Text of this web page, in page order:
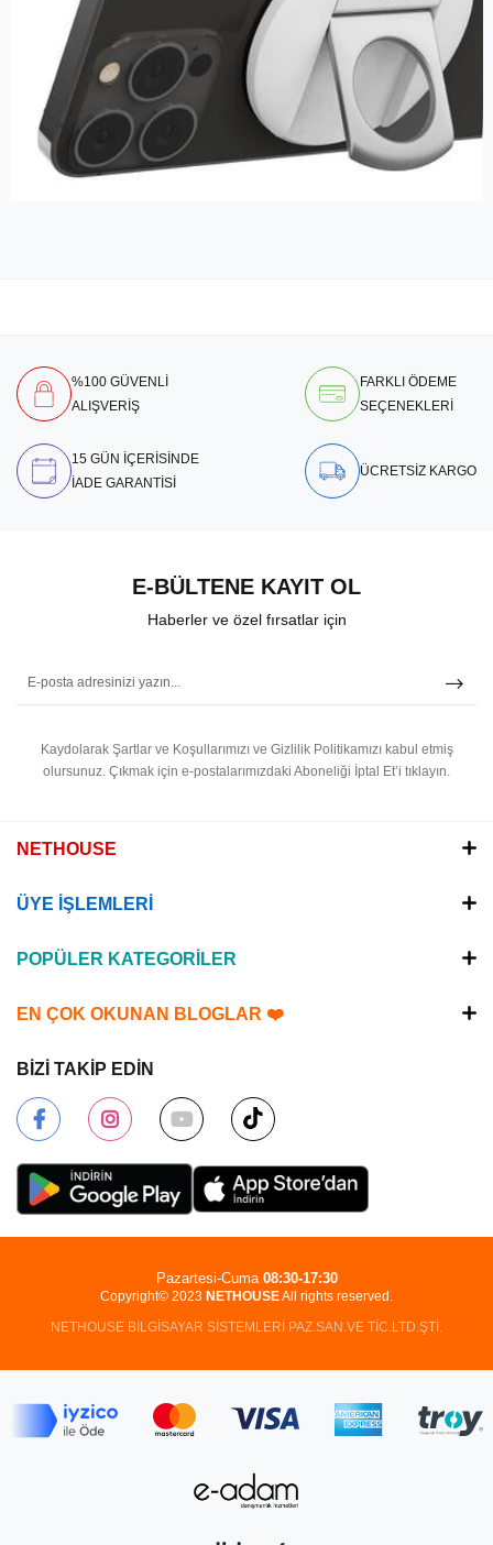
%100 GÜVENLİ
ALIŞVERİŞ
FARKLI ÖDEME
SEÇENEKLERİ
15 GÜN İÇERİSİNDE
İADE GARANTİSİ
ÜCRETSİZ KARGO
E-BÜLTENE KAYIT OL
Haberler ve özel fırsatlar için
Kaydolarak Şartlar ve Koşullarımızı ve Gizlilik Politikamızı kabul etmiş
olursunuz. Çıkmak için e-postalarımızdaki Aboneliği İptal Et’i tıklayın.
NETHOUSE
ÜYE İŞLEMLERİ
POPÜLER KATEGORİLER
EN ÇOK OKUNAN BLOGLAR ❤️
BİZİ TAKİP EDİN
Copyright© 2023 NETHOUSEAll rights reserved.
NETHOUSE BİLGİSAYAR SİSTEMLERİ PAZ.SAN.VE TİC.LTD.ŞTİ.
Pazartesi-Cuma 08:30-17:30